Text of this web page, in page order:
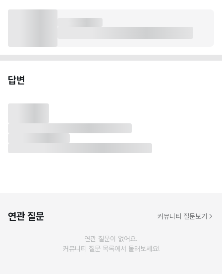
답변
연관 질문 커뮤니티 질문보기
연관 질문이 없어요.
커뮤니티 질문 목록에서 둘러보세요!